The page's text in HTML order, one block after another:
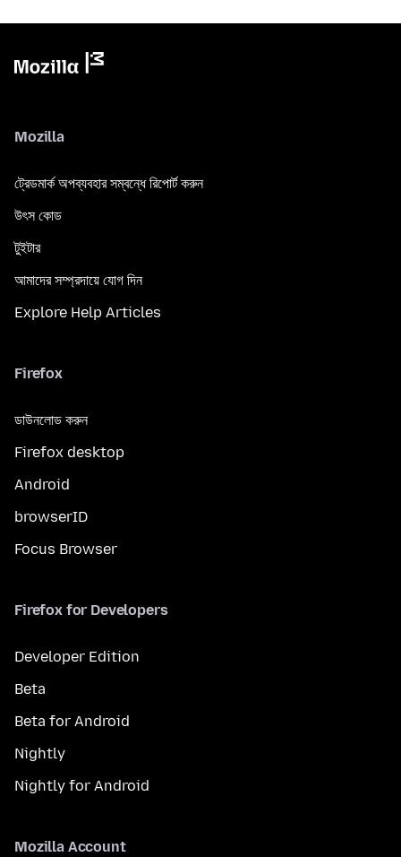
Mozilla
ট্রেডমার্ক অপব্যবহার সম্বন্ধে রিপোর্ট করুন
উৎস কোড
টুইটার
আমাদের সম্প্রদায়ে যোগ দিন
Explore Help Articles
Firefox
ডাউনলোড করুন
Firefox desktop
Android
browserID
Focus Browser
Firefox for Developers
Developer Edition
Beta
Beta for Android
Nightly
Nightly for Android
Mozilla Account